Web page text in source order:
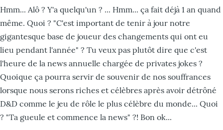
Hmm... Alô ? Y'a quelqu'un ? ... Hmm... ça fait déjà 1 an quand
même. Quoi ? "C'est important de tenir à jour notre
gigantesque base de joueur des changements qui ont eu
lieu pendant l'année" ? Tu veux pas plutôt dire que c'est
l'heure de la news annuelle chargée de privates jokes ?
Quoique ça pourra servir de souvenir de nos souffrances
lorsque nous serons riches et célèbres après avoir détrôné
D&D comme le jeu de rôle le plus célèbre du monde... Quoi
? "Ta gueule et commence la news" ?! Bon ok...